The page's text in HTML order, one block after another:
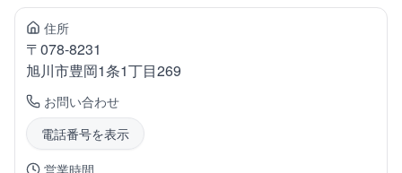
住所
〒078-8231
旭川市豊岡1条1丁目269
お問い合わせ
電話番号を表示
営業時間